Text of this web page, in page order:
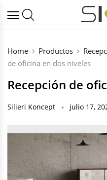
Home Productos
de oficina en dos niveles
Recepción de
Silieri Koncept julio 17,